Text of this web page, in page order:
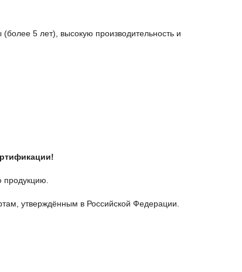
5 лет), высокую производительность и
продукцию.
утверждённым в Российской Федерации.